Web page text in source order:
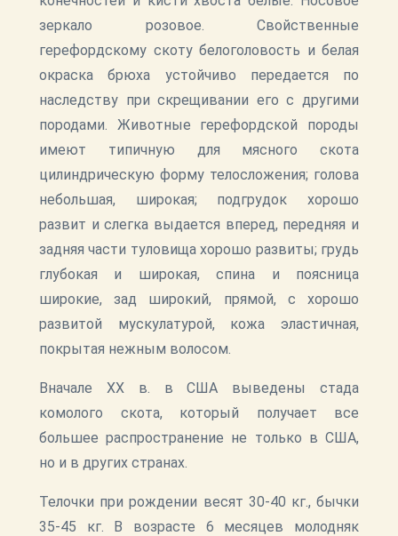
зеркало розовое. Свойственные
герефордскому скоту белоголовость и белая
окраска брюха устойчиво передается по
наследству при скрещивании его с другими
породами. Животные герефордской породы
имеют типичную для мясного скота
цилиндрическую форму телосложения; голова
небольшая, широкая; подгрудок хорошо
развит и слегка выдается вперед, передняя и
задняя части туловища хорошо развиты; грудь
глубокая и широкая, спина и поясница
широкие, зад широкий, прямой, с хорошо
развитой мускулатурой, кожа эластичная,
покрытая нежным волосом.
Вначале ХХ в. в США выведены стада
комолого скота, который получает все
большее распространение не только в США,
но и в других странах.
Телочки при рождении весят 30-40 кг., бычки
35-45 кг. В возрасте 6 месяцев молодняк